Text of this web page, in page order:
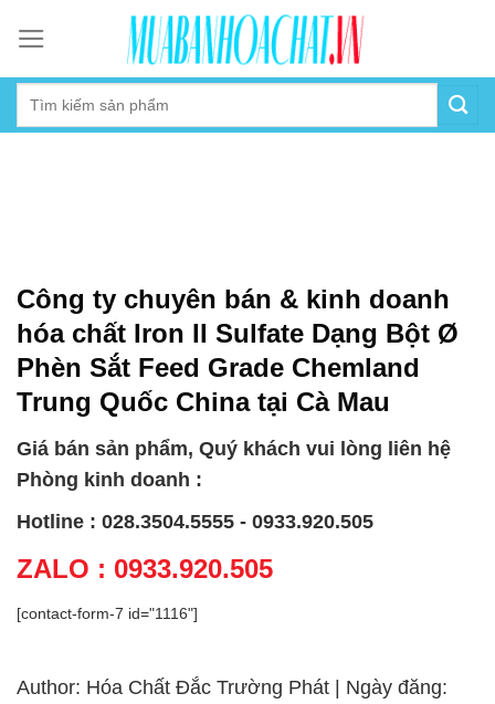
content
Công ty chuyên bán & kinh doanh
hóa chất Iron II Sulfate Dạng Bột Ø
Phèn Sắt Feed Grade Chemland
Trung Quốc China tại Cà Mau
Giá bán sản phẩm, Quý khách vui lòng liên hệ
Phòng kinh doanh :
Hotline : 028.3504.5555 - 0933.920.505
ZALO : 0933.920.505
[contact-form-7 id="1116"]
Author: Hóa Chất Đắc Trường Phát | Ngày đăng: